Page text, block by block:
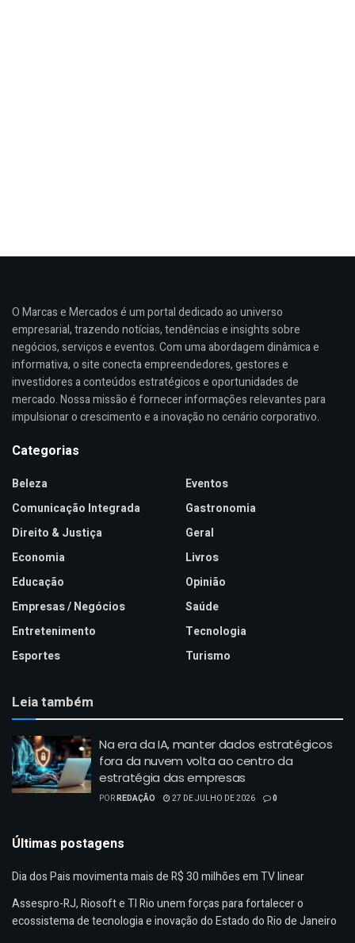
O Marcas e Mercados é um portal dedicado ao universo
empresarial, trazendo notícias, tendências e insights sobre
negócios, serviços e eventos. Com uma abordagem dinâmica e
informativa, o site conecta empreendedores, gestores e
investidores a conteúdos estratégicos e oportunidades de
mercado. Nossa missão é fornecer informações relevantes para
impulsionar o crescimento e a inovação no cenário corporativo.
Categorias
Beleza
Comunicação Integrada
Direito & Justiça
Economia
Educação
Empresas / Negócios
Entretenimento
Esportes
Eventos
Gastronomia
Geral
Livros
Opinião
Saúde
Tecnologia
Turismo
Leia também
Na era da IA, manter dados estratégicos
fora da nuvem volta ao centro da
estratégia das empresas
PORREDAÇÃO 27 DE JULHO DE 2026 0
Últimas postagens
Dia dos Pais movimenta mais de R$ 30 milhões em TV linear
Assespro-RJ, Riosoft e TI Rio unem forças para fortalecer o
ecossistema de tecnologia e inovação do Estado do Rio de Janeiro